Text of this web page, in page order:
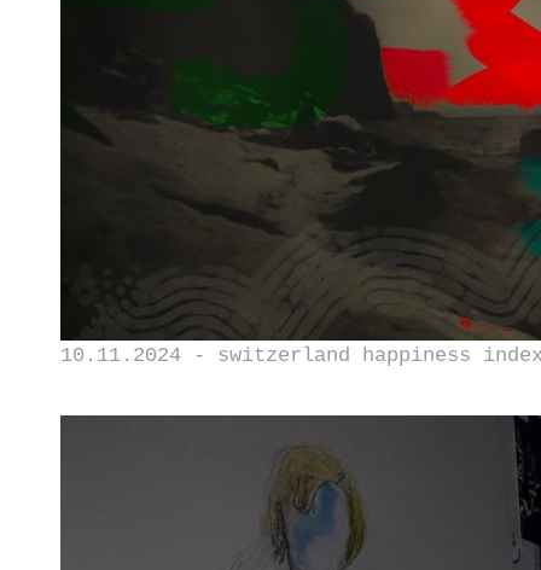
10.11.2024 - switzerland happiness